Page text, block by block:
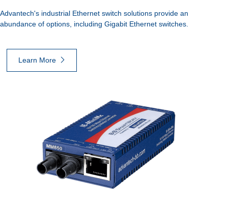
Advantech's industrial Ethernet switch solutions provide an
abundance of options, including Gigabit Ethernet switches.
Learn More